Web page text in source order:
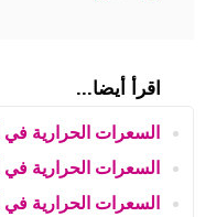
اقرأ أيضا...
السعرات الحرارية في
السعرات الحرارية في
السعرات الحرارية في الفول